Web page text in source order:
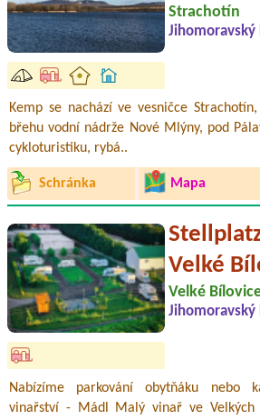
Strachotín
Jihomoravský
Kemp se nachází ve vesničce
břehu vodní nádrže Nové Mlýny, pod
cykloturistiku, rybá..
Schránka Mapa
Velké
Velké
Jihomoravský
Nabízíme parkování obytňáku nebo
vinařství - Mádl Malý vinař ve Velkých